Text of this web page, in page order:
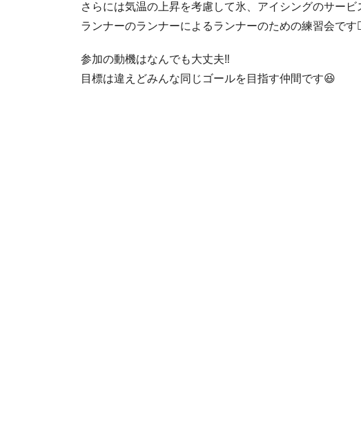
さらには気温の上昇を考慮して氷、アイシングのサービ
ランナーのランナーによるランナーのための練習会です
参加の動機はなんでも大丈夫‼
目標は違えどみんな同じゴールを目指す仲間です😆